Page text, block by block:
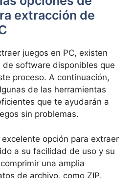
extracción de
juegos en‍ PC, ⁢existen
de software⁤ disponibles que
proceso.⁤ A ⁢continuación,
de ‍las herramientas
que te ayudarán⁢ a
sin problemas.
excelente opción para extraer
a⁣ su facilidad de ​uso ⁤y ‍su
⁣una amplia
de archivo, como ZIP,